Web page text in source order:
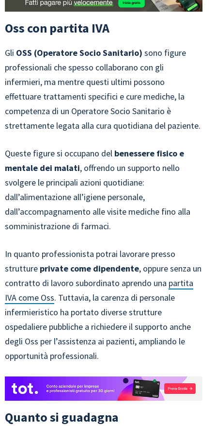
Oss con partita IVA
Gli OSS (Operatore Socio Sanitario) sono figure
professionali che spesso collaborano con gli
infermieri, ma mentre questi ultimi possono
effettuare trattamenti specifici e cure mediche, la
competenza di un Operatore Socio Sanitario è
strettamente legata alla cura quotidiana del paziente.
Queste figure si occupano del benessere fisico e
mentale dei malati, offrendo un supporto nello
svolgere le principali azioni quotidiane:
dall’alimentazione all’igiene personale,
dall’accompagnamento alle visite mediche fino alla
somministrazione di farmaci.
In quanto professionista potrai lavorare presso
strutture private come dipendente, oppure senza un
contratto di lavoro subordinato aprendo una partita
IVA come Oss. Tuttavia, la carenza di personale
infermieristico ha portato diverse strutture
ospedaliere pubbliche a richiedere il supporto anche
degli Oss per l’assistenza ai pazienti, ampliando le
opportunità professionali.
Quanto si guadagna